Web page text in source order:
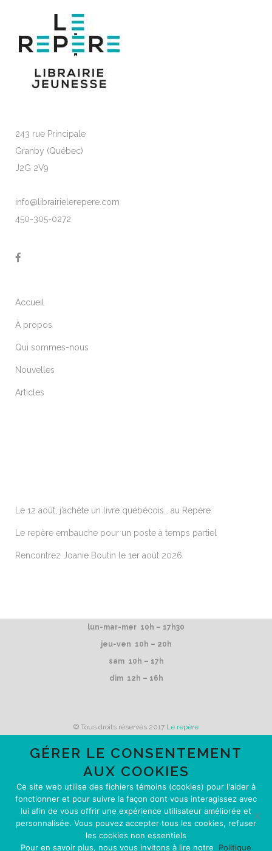
243 rue Principale
Granby (Québec)
J2G 2V9
info@librairielerepere.com
450-305-0272
Accueil
À propos
Qui sommes-nous
Nouvelles
Articles
Le 12 août, j’achète un livre québécois… au Repère
Le repère embauche pour un poste à temps partiel
Rencontrez Joanie Boutin le 1er août 2026
lun-mar-mer 10h – 17h30
jeu-ven 10h – 20h
sam 10h – 17h
dim 12h – 16h
© Tous droits réservés 2017 Le repère
Le repère reçoit du financement de
GÉRER LE CONSENTEMENT
AUX COOKIES
Ce site web utilise des fichiers témoins (cookies) pour l'aider à
fonctionner et pour suivre la façon dont vous interagissez avec
lui afin de vous offrir une expérience utilisateur améliorée et
personnalisée. Vous pouvez accepter tous les cookies, refuser
les cookies non essentiels
Pour en savoir plus, nous vous invitons à lire notre Politique